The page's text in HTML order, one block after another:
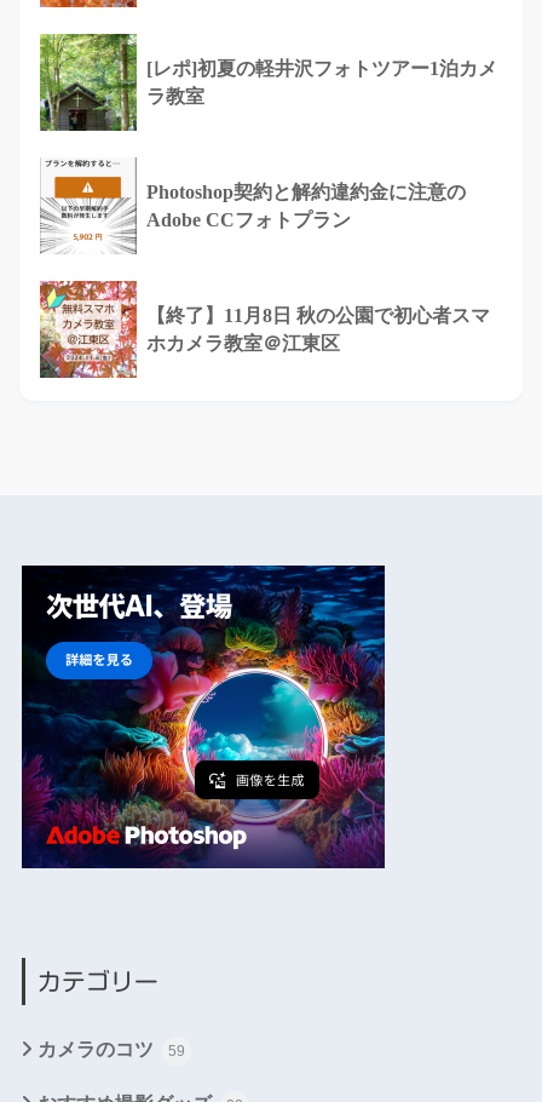
[レポ]初夏の軽井沢フォトツアー1泊カメ
ラ教室
Photoshop契約と解約違約金に注意の
Adobe CCフォトプラン
【終了】11月8日 秋の公園で初心者スマ
ホカメラ教室＠江東区
カテゴリー
カメラのコツ 59